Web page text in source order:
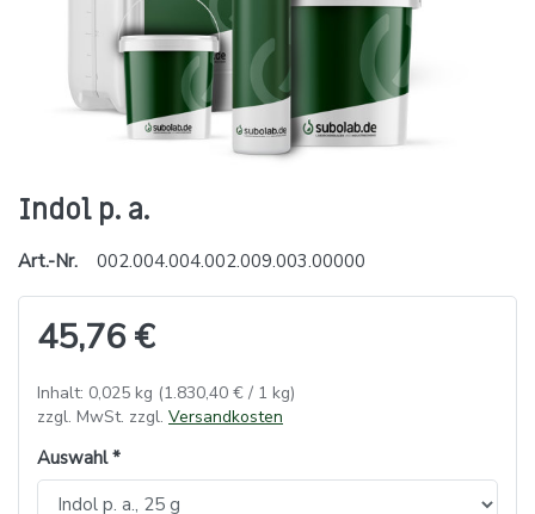
Indol p. a.
Art.-Nr. 002.004.004.002.009.003.00000
45,76 €
Inhalt: 0,025 kg (1.830,40 € / 1 kg)
zzgl. MwSt. zzgl. Versandkosten
Auswahl